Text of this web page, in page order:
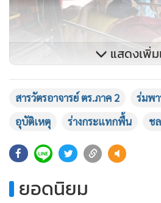
แสดงเพิ่
สารวัตรอาจารย์ ตร.ภาค 2
ร่มพา
อุบัติเหตุ
ร่างกระแทกพื้น ช
ยอดนิยม